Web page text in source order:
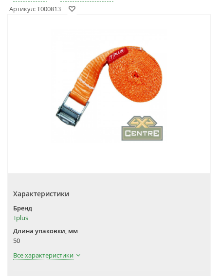
Артикул:T000813
Характеристики
Бренд
Tplus
Длина упаковки, мм
50
Все характеристики